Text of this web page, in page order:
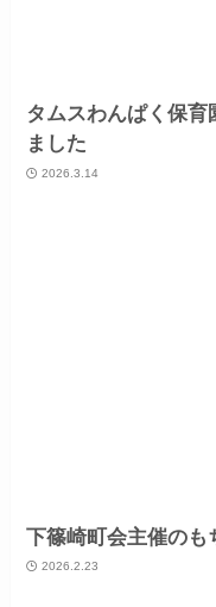
タムスわんぱく保
ました
2026.3.14
下篠崎町会主催のも
2026.2.23